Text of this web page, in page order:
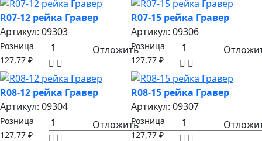
R07-12 рейка Гравер
Артикул: 09303
Розница
127,77 ₽
Отложить
R07-15 рейка Гравер
Артикул: 09306
Розница
127,77 ₽
R08-12 рейка Гравер
Артикул: 09304
Розница
127,77 ₽
Отложить
R08-15 рейка Гравер
Артикул: 09307
Розница
127,77 ₽